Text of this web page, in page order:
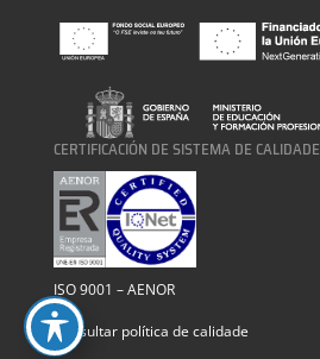
CERTIFICACIÓN DE SISTEMA DE CALIDADE
ISO 9001 – AENOR
Consultar política de calidade